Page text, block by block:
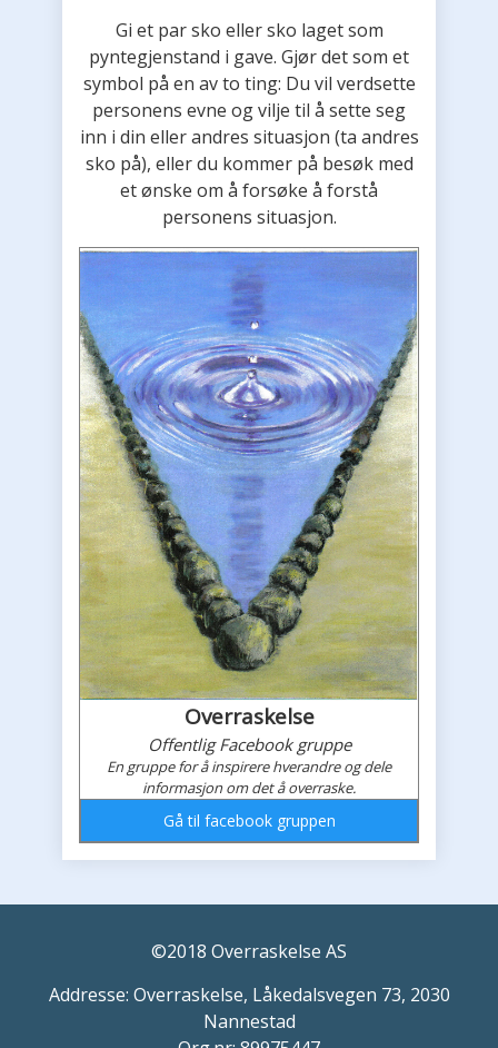
Gi et par sko eller sko laget som
pyntegjenstand i gave. Gjør det som et
symbol på en av to ting: Du vil verdsette
personens evne og vilje til å sette seg
inn i din eller andres situasjon (ta andres
sko på), eller du kommer på besøk med
et ønske om å forsøke å forstå
personens situasjon.
Overraskelse
Offentlig Facebook gruppe
En gruppe for å inspirere hverandre og dele
informasjon om det å overraske.
Gå til facebook gruppen
©2018 Overraskelse AS
Addresse: Overraskelse, Låkedalsvegen 73, 2030
Nannestad